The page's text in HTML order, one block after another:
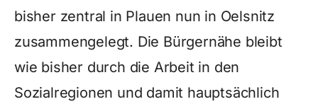
bisher zentral in Plauen nun in Oelsnitz
zusammengelegt. Die Bürgernähe bleibt
wie bisher durch die Arbeit in den
Sozialregionen und damit hauptsächlich